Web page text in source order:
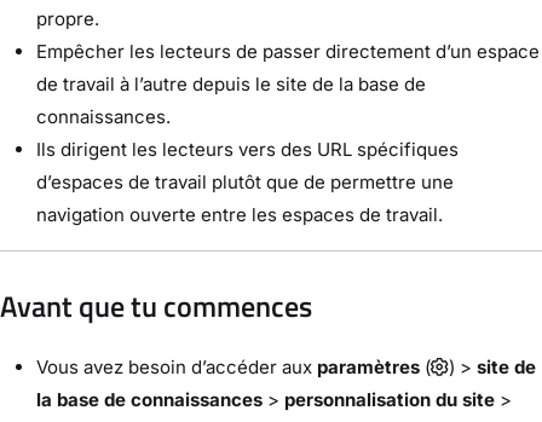
propre.
Empêcher les lecteurs de passer directement d’un espace
de travail à l’autre depuis le site de la base de
connaissances.
Ils dirigent les lecteurs vers des URL spécifiques
d’espaces de travail plutôt que de permettre une
navigation ouverte entre les espaces de travail.
Avant que tu commences
Vous avez besoin d’accéder aux paramètres ( ) > site de
la base de connaissances > personnalisation du site >